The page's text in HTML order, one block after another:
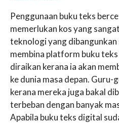
Penggunaan buku teks
memerlukan kos yang
teknologi yang
membina platform buku
diraikan kerana ia akan
ke dunia masa depan. Guru-
kerana mereka juga bakal
terbeban dengan banyak
Apabila buku teks digital